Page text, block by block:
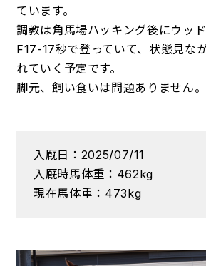
ています。
調教は角馬場ハッキング後にウッ
F17-17秒で登っていて、状態見な
れていく予定です。
脚元、飼い食いは問題ありません。
入厩日：2025/07/11
入厩時馬体重：462kg
現在馬体重：473kg